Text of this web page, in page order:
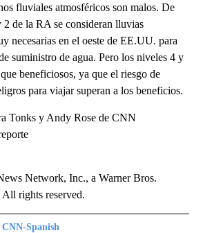
fluviales atmosféricos son malos. De
de la RA se consideran lluvias
necesarias en el oeste de EE.UU. para
suministro de agua. Pero los niveles 4 y
beneficiosos, ya que el riesgo de
para viajar superan a los beneficios.
Tonks y Andy Rose de CNN
Network, Inc., a Warner Bros.
rights reserved.
CNN-Spanish